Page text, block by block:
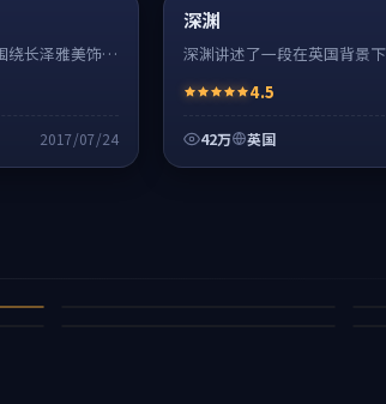
绕长泽雅美饰演
2017/07/24
超清4K
深渊
深渊讲述了一段在英国背景
紧凑、情绪克制。
4.5
42万 英国